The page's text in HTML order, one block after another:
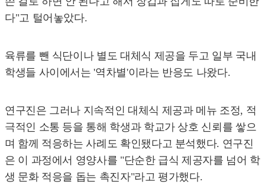
다"고 털어놓았다.
육류를 뺀 식단이나 별도 대체식 제공을 두고 일부 국내
학생들 사이에서는 '역차별'이라는 반응도 나왔다.
연구진은 그러나 지속적인 대체식 제공과 메뉴 조정, 적
극적인 소통 등을 통해 학생과 학교가 상호 신뢰를 쌓으
며 함께 적응하는 사례도 확인됐다고 분석했다. 연구진
은 이 과정에서 영양사를 "단순한 급식 제공자를 넘어 학
생 문화 적응을 돕는 촉진자"라고 평가했다.